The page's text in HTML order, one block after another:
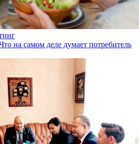
на самом деле думает потребитель